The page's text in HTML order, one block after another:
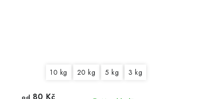
10 kg 20 kg 5 kg 3 kg
80 Kč